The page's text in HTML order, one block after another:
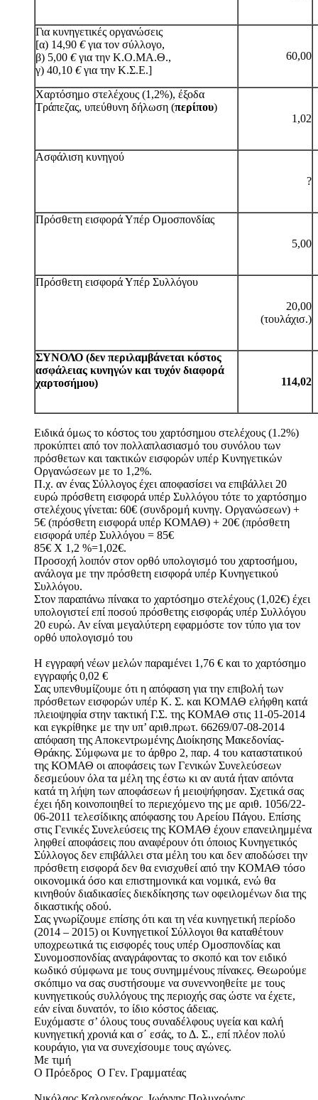
Για κυνηγετικές οργανώσεις
[α) 14,90 €για τον σύλλογο,
β) 5,00 €για την Κ.Ο.ΜΑ.Θ.,
γ) 40,10 €για την Κ.Σ.Ε.]
60,00
Χαρτόσημο στελέχους (1,2%), έξοδα
Τράπεζας, υπεύθυνη δήλωση (περίπου)
1,02
Ασφάλιση κυνηγού
?
Πρόσθετη εισφορά Υπέρ Ομοσπονδίας
5,00
Πρόσθετη εισφορά Υπέρ Συλλόγου
20,00
(τουλάχισ.)
ΣΥΝΟΛΟ (δεν περιλαμβάνεται κόστος
ασφάλειας κυνηγών και τυχόν διαφορά
χαρτοσήμου)
114,02
Ειδικά όμως το κόστος του χαρτόσημου στελέχους (1.2%)
προκύπτει από τον πολλαπλασιασμό του συνόλου των
πρόσθετων και τακτικών εισφορών υπέρ Κυνηγετικών
Οργανώσεων με το 1,2%.
Π.χ. αν ένας Σύλλογος έχει αποφασίσει να επιβάλλει 20
ευρώ πρόσθετη εισφορά υπέρ Συλλόγου τότε το χαρτόσημο
στελέχους γίνεται: 60€ (συνδρομή κυνηγ. Οργανώσεων) +
5€ (πρόσθετη εισφορά υπέρ ΚΟΜΑΘ) + 20€ (πρόσθετη
εισφορά υπέρ Συλλόγου = 85€
85€ Χ 1,2 %=1,02€.
Προσοχή λοιπόν στον ορθό υπολογισμό του χαρτοσήμου,
ανάλογα με την πρόσθετη εισφορά υπέρ Κυνηγετικού
Συλλόγου.
Στον παραπάνω πίνακα το χαρτόσημο στελέχους (1,02€) έχει
υπολογιστεί επί ποσού πρόσθετης εισφοράς υπέρ Συλλόγου
20 ευρώ. Αν είναι μεγαλύτερη εφαρμόστε τον τύπο για τον
ορθό υπολογισμό του
Η εγγραφή νέων μελών παραμένει 1,76 € και το χαρτόσημο
εγγραφής 0,02 €
Σας υπενθυμίζουμε ότι η απόφαση για την επιβολή των
πρόσθετων εισφορών υπέρ Κ. Σ. και ΚΟΜΑΘ ελήφθη κατά
πλειοψηφία στην τακτική Γ.Σ. της ΚΟΜΑΘ στις 11-05-2014
και εγκρίθηκε με την υπ’ αριθ.πρωτ. 66269/07-08-2014
απόφαση της Αποκεντρωμένης Διοίκησης Μακεδονίας-
Θράκης. Σύμφωνα με το άρθρο 2, παρ. 4 του καταστατικού
της ΚΟΜΑΘ οι αποφάσεις των Γενικών Συνελεύσεων
δεσμεύουν όλα τα μέλη της έστω κι αν αυτά ήταν απόντα
κατά τη λήψη των αποφάσεων ή μειοψήφησαν. Σχετικά σας
έχει ήδη κοινοποιηθεί το περιεχόμενο της με αριθ. 1056/22-
06-2011 τελεσίδικης απόφασης του Αρείου Πάγου. Επίσης
στις Γενικές Συνελεύσεις της ΚΟΜΑΘ έχουν επανειλημμένα
ληφθεί αποφάσεις που αναφέρουν ότι όποιος Κυνηγετικός
Σύλλογος δεν επιβάλλει στα μέλη του και δεν αποδώσει την
πρόσθετη εισφορά δεν θα ενισχυθεί από την ΚΟΜΑΘ τόσο
οικονομικά όσο και επιστημονικά και νομικά, ενώ θα
κινηθούν διαδικασίες διεκδίκησης των οφειλομένων δια της
δικαστικής οδού.
Σας γνωρίζουμε επίσης ότι και τη νέα κυνηγετική περίοδο
(2014 – 2015) οι Κυνηγετικοί Σύλλογοι θα καταθέτουν
υποχρεωτικά τις εισφορές τους υπέρ Ομοσπονδίας και
Συνομοσπονδίας αναγράφοντας το σκοπό και τον ειδικό
κωδικό σύμφωνα με τους συνημμένους πίνακες. Θεωρούμε
σκόπιμο να σας συστήσουμε να συνεννοηθείτε με τους
κυνηγετικούς συλλόγους της περιοχής σας ώστε να έχετε,
εάν είναι δυνατόν, το ίδιο κόστος άδειας.
Ευχόμαστε σ’ όλους τους συναδέλφους υγεία και καλή
κυνηγετική χρονιά και σ΄ εσάς, το Δ. Σ., επί πλέον πολύ
κουράγιο, για να συνεχίσουμε τους αγώνες.
Με τιμή
Ο Πρόεδρος Ο Γεν. Γραμματέας